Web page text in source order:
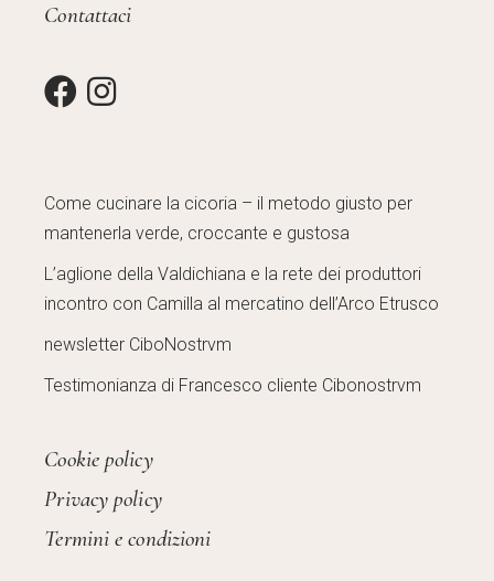
Contattaci
Come cucinare la cicoria – il metodo giusto per
mantenerla verde, croccante e gustosa
L’aglione della Valdichiana e la rete dei produttori
incontro con Camilla al mercatino dell’Arco Etrusco
newsletter CiboNostrvm
Testimonianza di Francesco cliente Cibonostrvm
Cookie policy
Privacy policy
Termini e condizioni